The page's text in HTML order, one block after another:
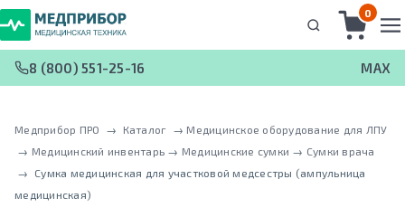
0
8 (800) 551-25-16 MAX
Медприбор ПРО → Каталог → Медицинское оборудование для ЛПУ
→ Медицинский инвентарь → Медицинские сумки → Сумки врача
→
Сумка медицинская для участковой медсестры (ампульница
медицинская)